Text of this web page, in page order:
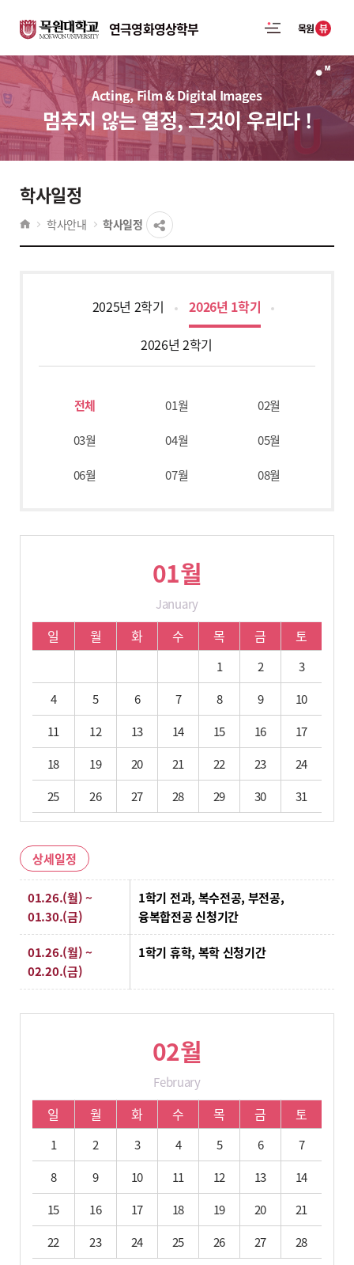
연극영화영상학부 목원 뷰
Acting, Film & Digital Images
멈추지 않는 열정, 그것이 우리다 !
학사일정
학사안내 학사일정
2025년 2학기
2026년 1학기
2026년 2학기
전체 01월 02월
03월 04월 05월
06월 07월 08월
01월
January
01월 학사 일정입니다.
일 월 화 수 목 금 토
1 2
3
4
5 6 7 8 9
10
11
12 13 14 15 16
17
18
19 20 21 22 23
24
25
26 27 28 29 30 31
상세일정
상세일정
01.26.(월) ~
01.30.(금)
1학기 전과, 복수전공, 부전공,
융복합전공 신청기간
01.26.(월) ~
02.20.(금)
1학기 휴학, 복학 신청기간
02월
February
02월 학사 일정입니다.
일 월 화 수 목 금 토
1 2 3 4 5 6
7
8
9 10 11 12 13
14
15
16 17 18 19 20
21
22
23 24 25 26 27 28